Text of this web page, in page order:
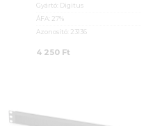
Gyártó: Digitus
ÁFA: 27%
Azonosító: 23136
4 250 Ft